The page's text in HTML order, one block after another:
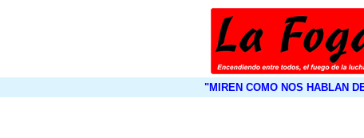
"MIREN COMO NOS HABLAN